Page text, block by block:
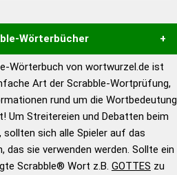
Wörterbücher
mit Hilfe eines semantischen
gute Anhaltspunkte zu
Worttrennung und Wortform, um die
für das Scrabble-Spiel zu
Turnier Scrabble-
Wörterbuch von wortwurzel.de ist
Art der Scrabble-Wortprüfung,
rund um die Wortbedeutung
Um Streitereien und Debatten beim
sollten sich alle Spieler auf das
das sie verwenden werden. Sollte ein
Scrabble® Wort z.B. GOTTES zu